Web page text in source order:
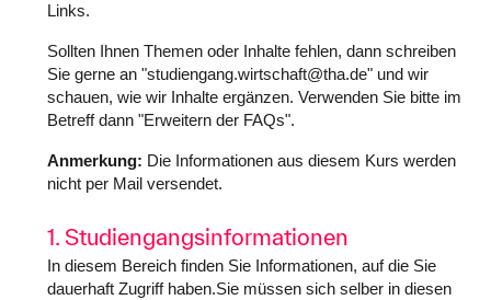
Links.
Sollten Ihnen Themen oder Inhalte fehlen, dann schreiben
Sie gerne an "studiengang.wirtschaft@tha.de" und wir
schauen, wie wir Inhalte ergänzen. Verwenden Sie bitte im
Betreff dann "Erweitern der FAQs".
Anmerkung: Die Informationen aus diesem Kurs werden
nicht per Mail versendet.
1. Studiengangsinformationen
In diesem Bereich finden Sie Informationen, auf die Sie
dauerhaft Zugriff haben.Sie müssen sich selber in diesen